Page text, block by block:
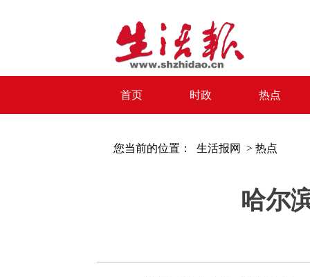
首页 时政 热点
您当前的位置： 生活报网 > 热点
哈尔